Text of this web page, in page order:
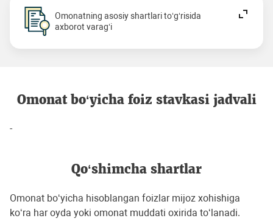
Omonatning asosiy shartlari to‘g‘risida
axborot varag‘i
Omonat bo‘yicha foiz stavkasi jadvali
-
Qo‘shimcha shartlar
Omonat bo‘yicha hisoblangan foizlar mijoz xohishiga
ko‘ra har oyda yoki omonat muddati oxirida to‘lanadi.